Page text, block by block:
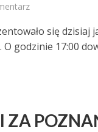
się dzisiaj
godzinie 17:00
ZA